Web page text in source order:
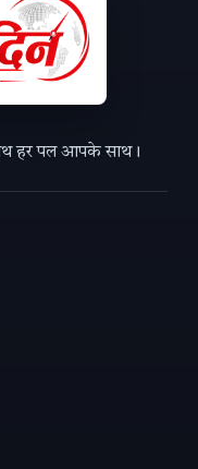
हर पल आपके साथ।